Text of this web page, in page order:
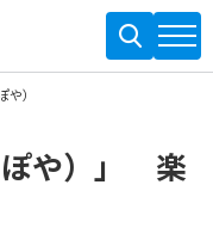
）
ぽや）」 楽